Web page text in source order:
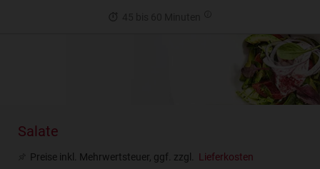
Salate
Preise inkl. Mehrwertsteuer, ggf. zzgl. Lieferkosten